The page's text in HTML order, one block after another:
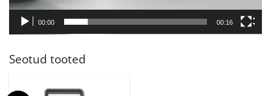
00:00 00:16
Seotud tooted